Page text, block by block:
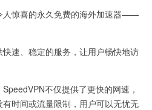
惊喜的永久免费的海外加速器——
速、稳定的服务，让用户畅快地访
不仅提供了更快的网速，
时间或流量限制，用户可以无忧无